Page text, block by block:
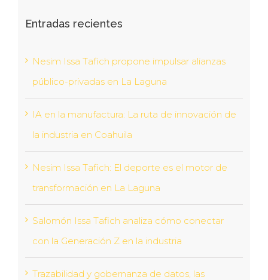
Entradas recientes
Nesim Issa Tafich propone impulsar alianzas
público-privadas en La Laguna
IA en la manufactura: La ruta de innovación de
la industria en Coahuila
Nesim Issa Tafich: El deporte es el motor de
transformación en La Laguna
Salomón Issa Tafich analiza cómo conectar
con la Generación Z en la industria
Trazabilidad y gobernanza de datos, las